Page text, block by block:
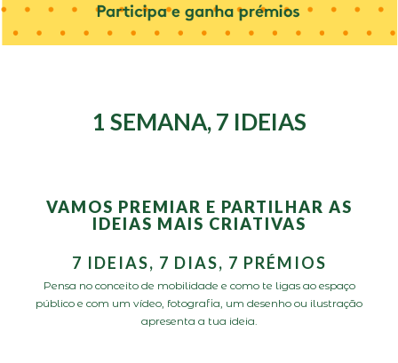
1 SEMANA, 7 IDEIAS
VAMOS PREMIAR E PARTILHAR AS
IDEIAS MAIS CRIATIVAS
7 IDEIAS, 7 DIAS, 7 PRÉMIOS
Pensa no conceito de mobilidade e como te ligas ao espaço
público e com um vídeo, fotografia, um desenho ou ilustração
apresenta a tua ideia.